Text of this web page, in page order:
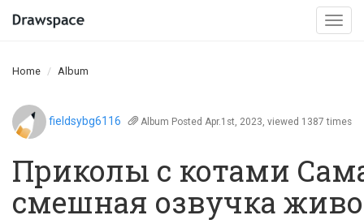
Home Album
fieldsybg6116 Album Posted Apr.1st, 2023, viewed 1387 times
Приколы с котами
смешная озвучка